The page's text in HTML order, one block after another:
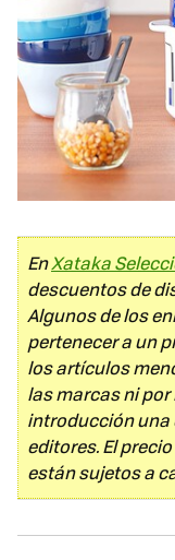
EnXataka
descuentos de
Algunos de los
pertenecer a un
los artículos
las marcas ni
introducción una
editores. El
están sujetos a